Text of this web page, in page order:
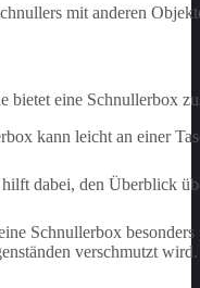
mit anderen
bietet eine Schnullerbox
kann leicht an einer
dabei, den Überblick
Schnullerbox
verschmutzt wird.